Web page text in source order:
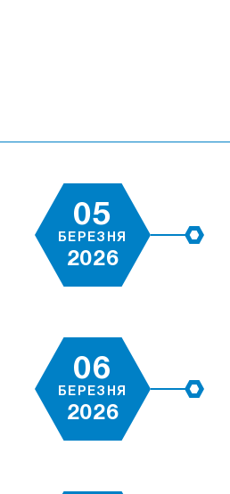
05
БЕРЕЗНЯ
2026
06
БЕРЕЗНЯ
2026